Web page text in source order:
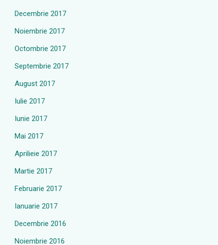
Decembrie 2017
Noiembrie 2017
Octombrie 2017
Septembrie 2017
August 2017
Iulie 2017
Iunie 2017
Mai 2017
Aprilieie 2017
Martie 2017
Februarie 2017
Ianuarie 2017
Decembrie 2016
Noiembrie 2016